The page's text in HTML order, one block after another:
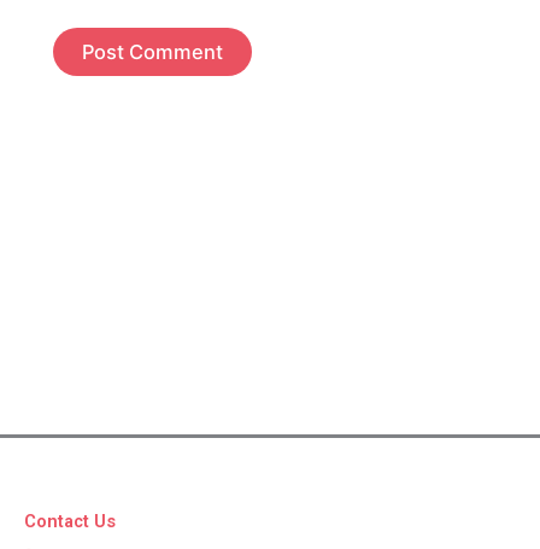
Contact Us